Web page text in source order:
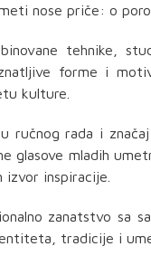
nose priče: o
tehnike,
forme i
kulture.
ručnog rada i
glasove mladih
izvor inspiracije.
zanatstvo sa
tradicije i